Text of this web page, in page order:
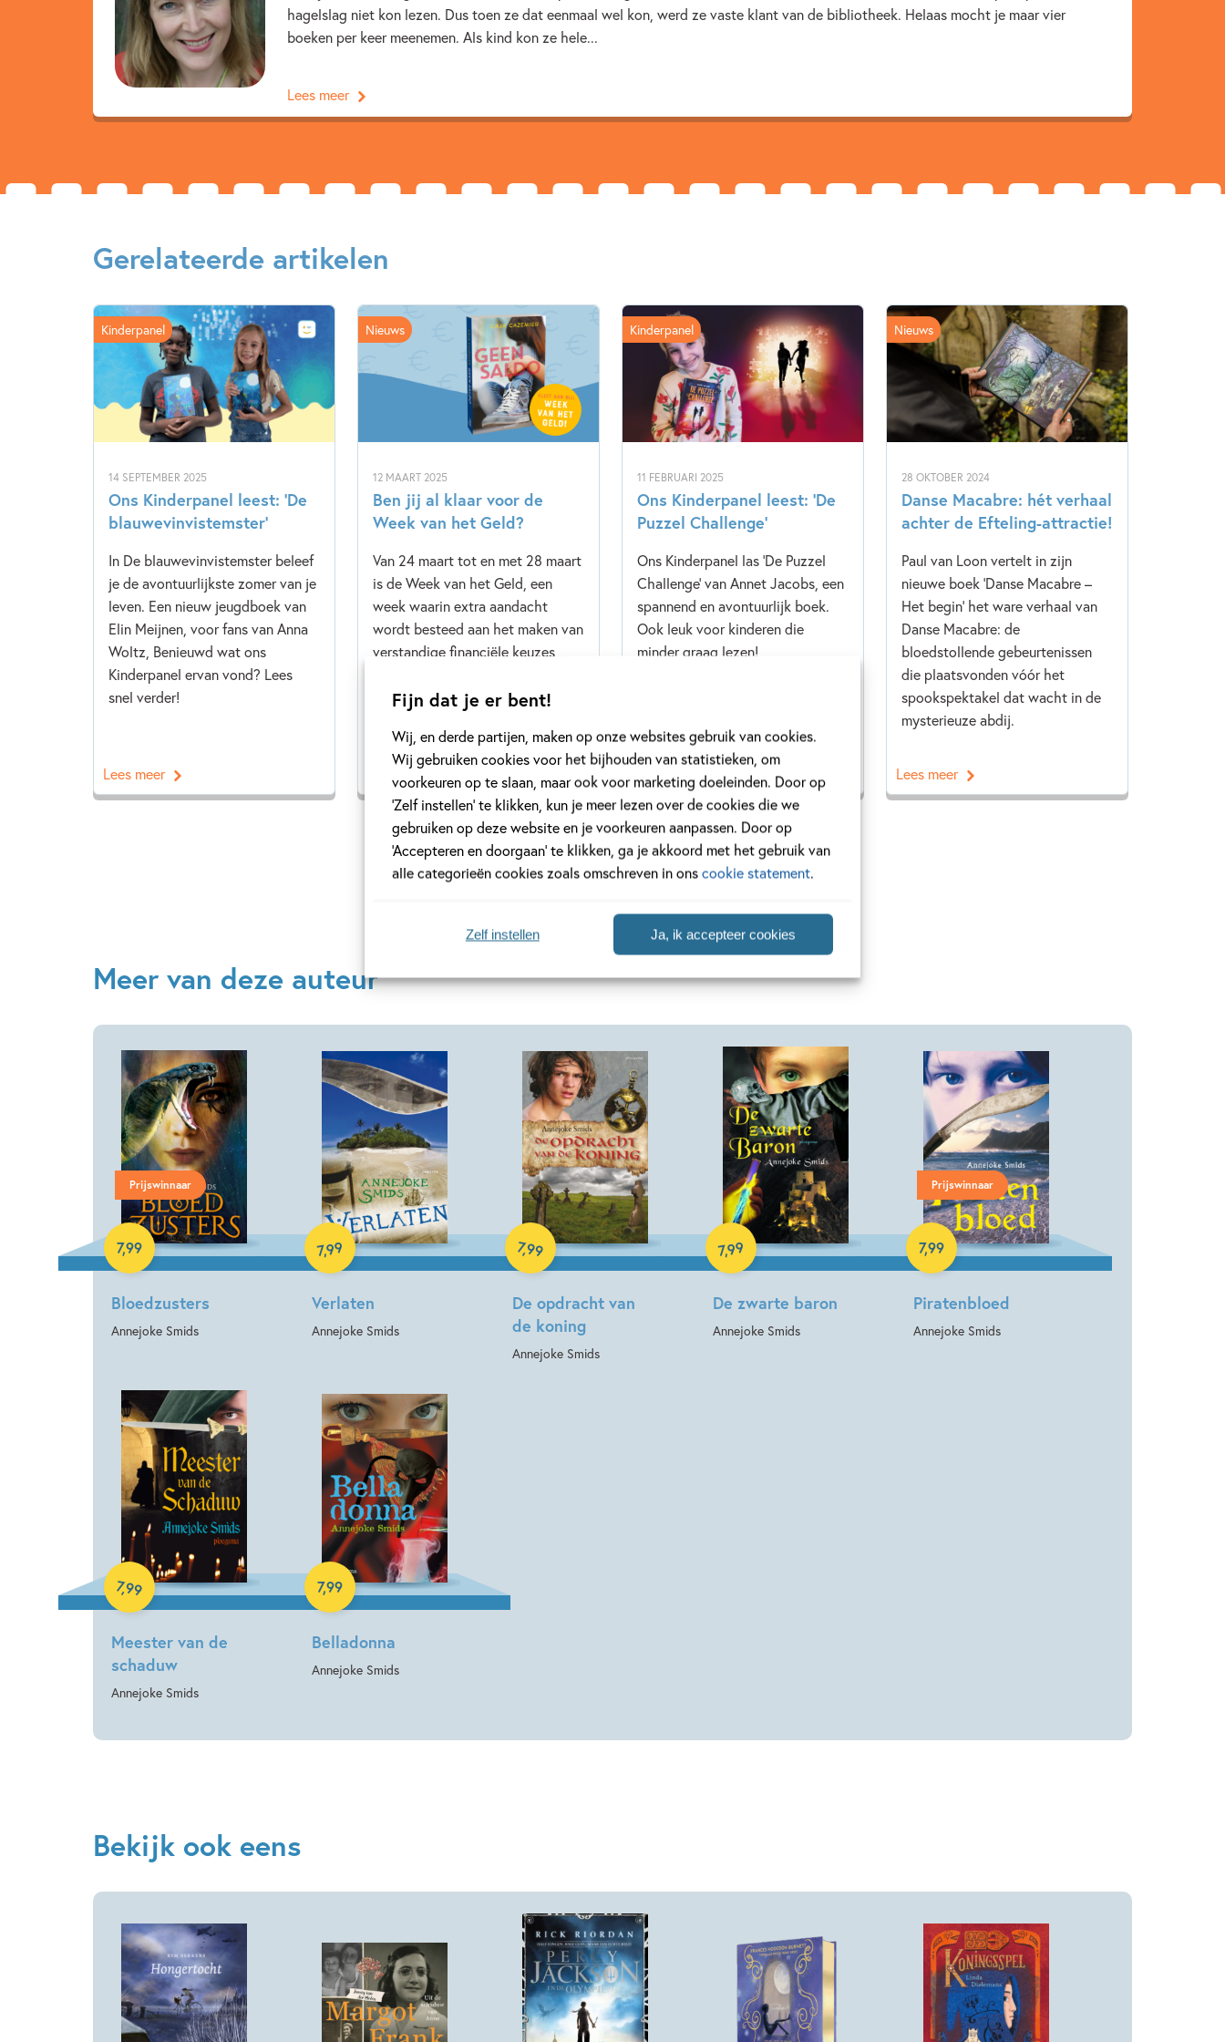
Fijn dat je er bent!
Wij, en derde partijen, maken op onze websites gebruik van cookies.
Wij gebruiken cookies voor het bijhouden van statistieken, om
voorkeuren op te slaan, maar ook voor marketing doeleinden. Door op
‘Zelf instellen’ te klikken, kun je meer lezen over de cookies die we
gebruiken op deze website en je voorkeuren aanpassen. Door op
‘Accepteren en doorgaan’ te klikken, ga je akkoord met het gebruik van
alle categorieën cookies zoals omschreven in onscookie statement.
Ja, ik accepteer cookies
Zelf instellen
hagelslag niet kon lezen. Dus toen ze dat eenmaal wel kon, werd ze vaste klant van de bibliotheek. Helaas mocht je maar vier
boeken per keer meenemen. Als kind kon ze hele...
Lees meer
Gerelateerde artikelen
14 SEPTEMBER 2025
Ons Kinderpanel leest: ‘De
blauwevinvistemster’
In De blauwevinvistemster beleef
je de avontuurlijkste zomer van je
leven. Een nieuw jeugdboek van
Elin Meijnen, voor fans van Anna
Woltz, Benieuwd wat ons
Kinderpanel ervan vond? Lees
snel verder!
Kinderpanel
Lees meer
12 MAART 2025
Ben jij al klaar voor de
Week van het Geld?
Van 24 maart tot en met 28 maart
is de Week van het Geld, een
week waarin extra aandacht
wordt besteed aan het maken van
verstandige financiële keuzes
van Caja Cazemier, Geen Saldo,
Nieuws
Lees meer
11 FEBRUARI 2025
Ons Kinderpanel leest: ‘De
Puzzel Challenge’
Ons Kinderpanel las 'De Puzzel
Challenge' van Annet Jacobs, een
spannend en avontuurlijk boek.
Ook leuk voor kinderen die
minder graag lezen!
Kinderpanel
Lees meer
28 OKTOBER 2024
Danse Macabre: hét verhaal
achter de Efteling-attractie!
Paul van Loon vertelt in zijn
nieuwe boek ‘Danse Macabre –
Het begin’ het ware verhaal van
Danse Macabre: de
bloedstollende gebeurtenissen
die plaatsvonden vóór het
spookspektakel dat wacht in de
mysterieuze abdij.
Nieuws
Lees meer
Bekijk alle artikelen
Meer van deze auteur
Prijswinnaar
Bloedzusters
Annejoke Smids
7,99
E-book
Verlaten
Annejoke Smids
7,99
E-book
De opdracht van
de koning
Annejoke Smids
7,99
E-book
De zwarte baron
Annejoke Smids
7,99
E-book Prijswinnaar
Piratenbloed
Annejoke Smids
7,99
E-book
Meester van de
schaduw
Annejoke Smids
7,99
E-book
Belladonna
Annejoke Smids
7,99
E-book
Bekijk ook eens